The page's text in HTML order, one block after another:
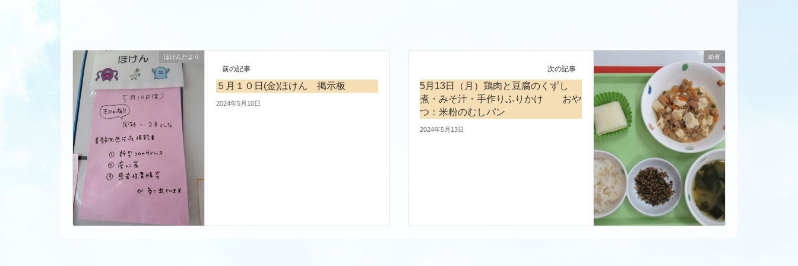
ほけんだより
前の記事
５月１０日(金)ほけん 掲示板
2024年5月10日
給食
次の記事
5月13日（月）鶏肉と豆腐のくずし
煮・みそ汁・手作りふりかけ おや
つ：米粉のむしパン
2024年5月13日